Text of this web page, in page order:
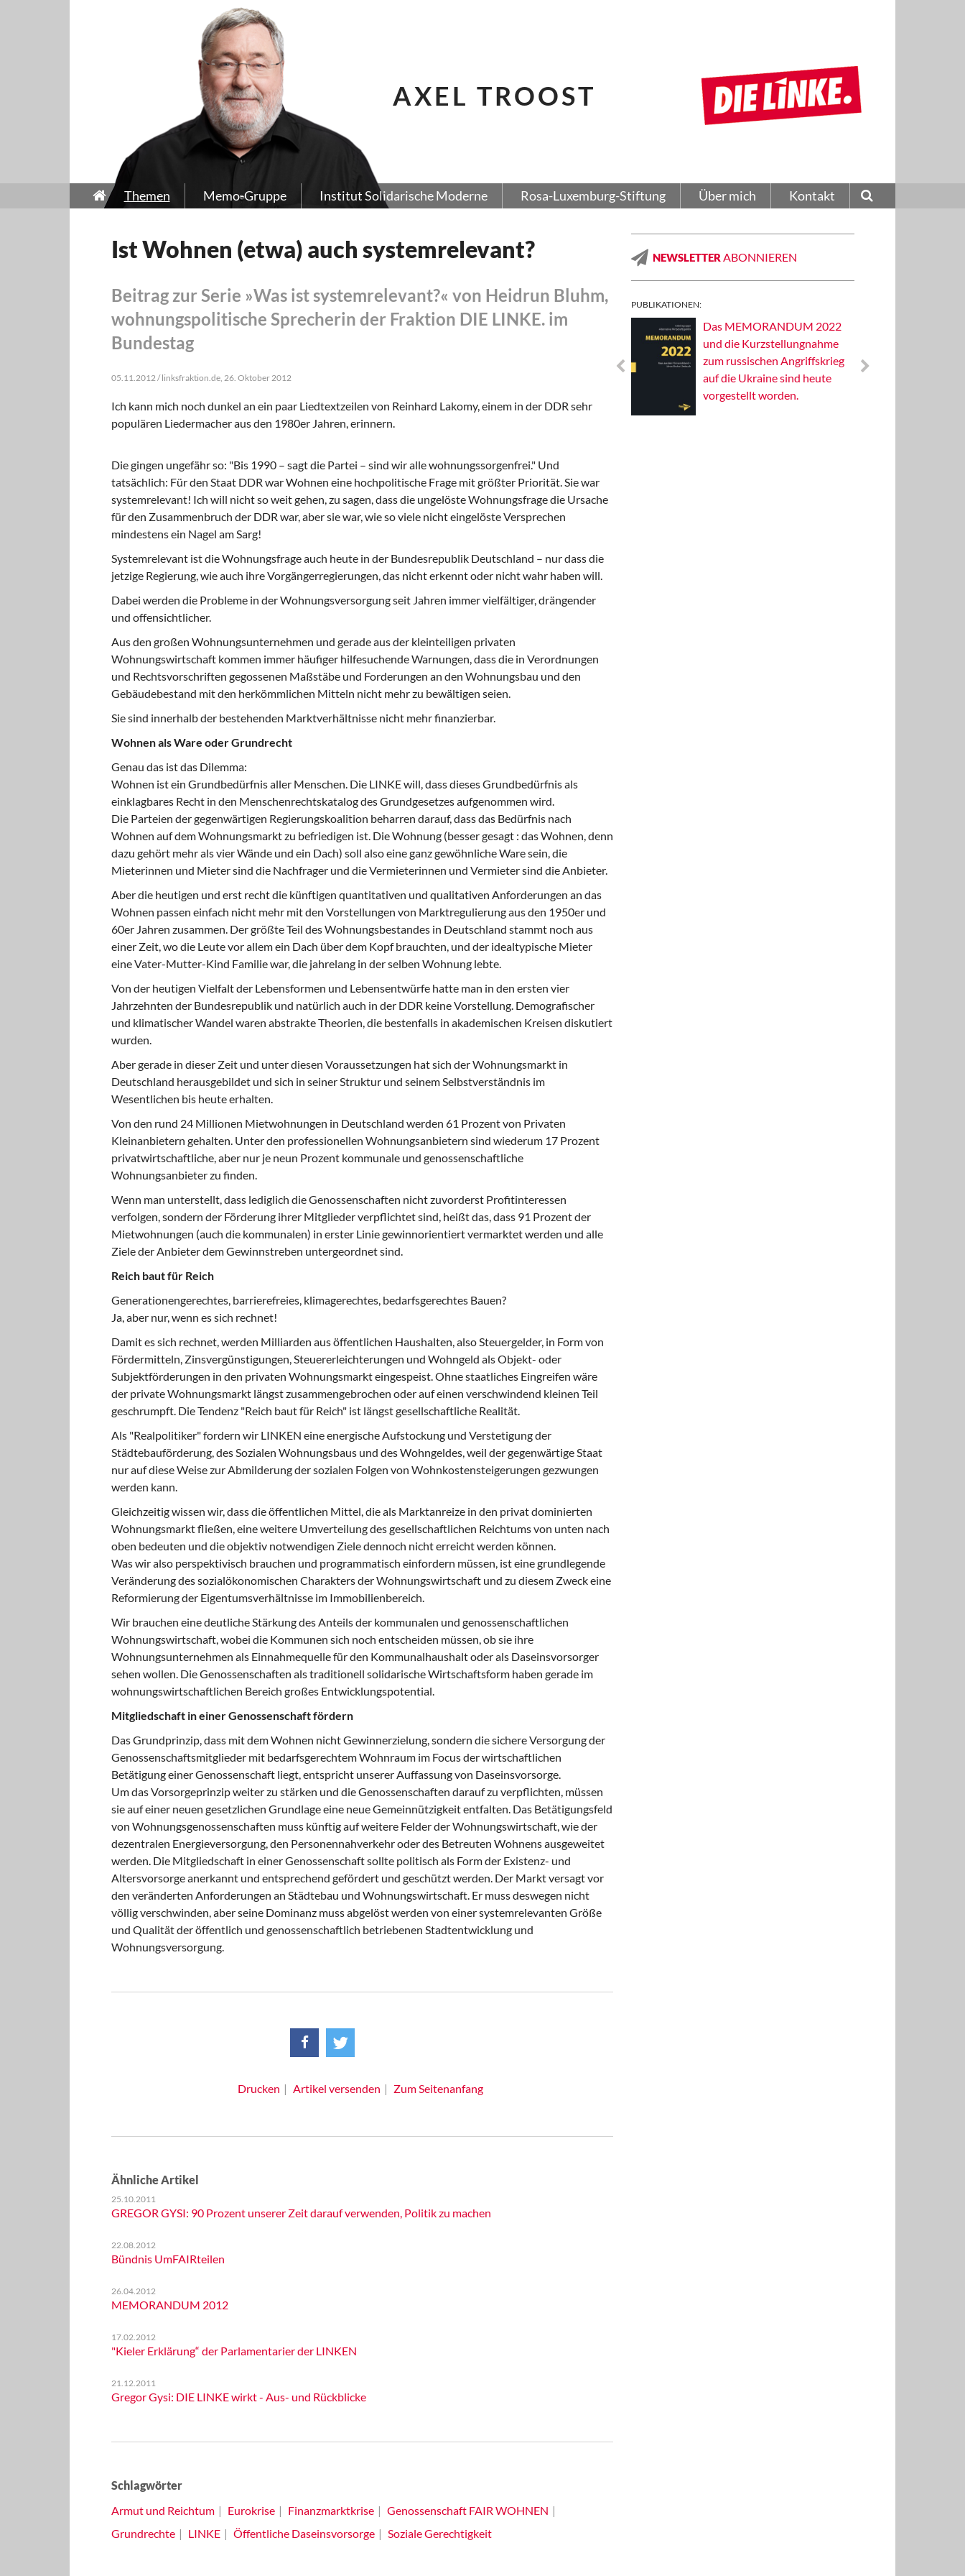
AXEL TROOST
Themen Memo-Gruppe Institut Solidarische Moderne Rosa-Luxemburg-Stiftung Über mich Kontakt
Ist Wohnen (etwa) auch systemrelevant?
Beitrag zur Serie »Was ist systemrelevant?« von Heidrun Bluhm,
wohnungspolitische Sprecherin der Fraktion DIE LINKE. im
Bundestag
05.11.2012 / linksfraktion.de, 26. Oktober 2012
Ich kann mich noch dunkel an ein paar Liedtextzeilen von Reinhard Lakomy, einem in der DDR sehr
populären Liedermacher aus den 1980er Jahren, erinnern.
Die gingen ungefähr so: "Bis 1990 – sagt die Partei – sind wir alle wohnungssorgenfrei." Und
tatsächlich: Für den Staat DDR war Wohnen eine hochpolitische Frage mit größter Priorität. Sie war
systemrelevant! Ich will nicht so weit gehen, zu sagen, dass die ungelöste Wohnungsfrage die Ursache
für den Zusammenbruch der DDR war, aber sie war, wie so viele nicht eingelöste Versprechen
mindestens ein Nagel am Sarg!
Systemrelevant ist die Wohnungsfrage auch heute in der Bundesrepublik Deutschland – nur dass die
jetzige Regierung, wie auch ihre Vorgängerregierungen, das nicht erkennt oder nicht wahr haben will.
Dabei werden die Probleme in der Wohnungsversorgung seit Jahren immer vielfältiger, drängender
und offensichtlicher.
Aus den großen Wohnungsunternehmen und gerade aus der kleinteiligen privaten
Wohnungswirtschaft kommen immer häufiger hilfesuchende Warnungen, dass die in Verordnungen
und Rechtsvorschriften gegossenen Maßstäbe und Forderungen an den Wohnungsbau und den
Gebäudebestand mit den herkömmlichen Mitteln nicht mehr zu bewältigen seien.
Sie sind innerhalb der bestehenden Marktverhältnisse nicht mehr finanzierbar.
Wohnen als Ware oder Grundrecht
Genau das ist das Dilemma:
Wohnen ist ein Grundbedürfnis aller Menschen. Die LINKE will, dass dieses Grundbedürfnis als
einklagbares Recht in den Menschenrechtskatalog des Grundgesetzes aufgenommen wird.
Die Parteien der gegenwärtigen Regierungskoalition beharren darauf, dass das Bedürfnis nach
Wohnen auf dem Wohnungsmarkt zu befriedigen ist. Die Wohnung (besser gesagt : das Wohnen, denn
dazu gehört mehr als vier Wände und ein Dach) soll also eine ganz gewöhnliche Ware sein, die
Mieterinnen und Mieter sind die Nachfrager und die Vermieterinnen und Vermieter sind die Anbieter.
Aber die heutigen und erst recht die künftigen quantitativen und qualitativen Anforderungen an das
Wohnen passen einfach nicht mehr mit den Vorstellungen von Marktregulierung aus den 1950er und
60er Jahren zusammen. Der größte Teil des Wohnungsbestandes in Deutschland stammt noch aus
einer Zeit, wo die Leute vor allem ein Dach über dem Kopf brauchten, und der idealtypische Mieter
eine Vater-Mutter-Kind Familie war, die jahrelang in der selben Wohnung lebte.
Von der heutigen Vielfalt der Lebensformen und Lebensentwürfe hatte man in den ersten vier
Jahrzehnten der Bundesrepublik und natürlich auch in der DDR keine Vorstellung. Demografischer
und klimatischer Wandel waren abstrakte Theorien, die bestenfalls in akademischen Kreisen diskutiert
wurden.
Aber gerade in dieser Zeit und unter diesen Voraussetzungen hat sich der Wohnungsmarkt in
Deutschland herausgebildet und sich in seiner Struktur und seinem Selbstverständnis im
Wesentlichen bis heute erhalten.
Von den rund 24 Millionen Mietwohnungen in Deutschland werden 61 Prozent von Privaten
Kleinanbietern gehalten. Unter den professionellen Wohnungsanbietern sind wiederum 17 Prozent
privatwirtschaftliche, aber nur je neun Prozent kommunale und genossenschaftliche
Wohnungsanbieter zu finden.
Wenn man unterstellt, dass lediglich die Genossenschaften nicht zuvorderst Profitinteressen
verfolgen, sondern der Förderung ihrer Mitglieder verpflichtet sind, heißt das, dass 91 Prozent der
Mietwohnungen (auch die kommunalen) in erster Linie gewinnorientiert vermarktet werden und alle
Ziele der Anbieter dem Gewinnstreben untergeordnet sind.
Reich baut für Reich
Generationengerechtes, barrierefreies, klimagerechtes, bedarfsgerechtes Bauen?
Ja, aber nur, wenn es sich rechnet!
Damit es sich rechnet, werden Milliarden aus öffentlichen Haushalten, also Steuergelder, in Form von
Fördermitteln, Zinsvergünstigungen, Steuererleichterungen und Wohngeld als Objekt- oder
Subjektförderungen in den privaten Wohnungsmarkt eingespeist. Ohne staatliches Eingreifen wäre
der private Wohnungsmarkt längst zusammengebrochen oder auf einen verschwindend kleinen Teil
geschrumpft. Die Tendenz "Reich baut für Reich" ist längst gesellschaftliche Realität.
Als "Realpolitiker" fordern wir LINKEN eine energische Aufstockung und Verstetigung der
Städtebauförderung, des Sozialen Wohnungsbaus und des Wohngeldes, weil der gegenwärtige Staat
nur auf diese Weise zur Abmilderung der sozialen Folgen von Wohnkostensteigerungen gezwungen
werden kann.
Gleichzeitig wissen wir, dass die öffentlichen Mittel, die als Marktanreize in den privat dominierten
Wohnungsmarkt fließen, eine weitere Umverteilung des gesellschaftlichen Reichtums von unten nach
oben bedeuten und die objektiv notwendigen Ziele dennoch nicht erreicht werden können.
Was wir also perspektivisch brauchen und programmatisch einfordern müssen, ist eine grundlegende
Veränderung des sozialökonomischen Charakters der Wohnungswirtschaft und zu diesem Zweck eine
Reformierung der Eigentumsverhältnisse im Immobilienbereich.
Wir brauchen eine deutliche Stärkung des Anteils der kommunalen und genossenschaftlichen
Wohnungswirtschaft, wobei die Kommunen sich noch entscheiden müssen, ob sie ihre
Wohnungsunternehmen als Einnahmequelle für den Kommunalhaushalt oder als Daseinsvorsorger
sehen wollen. Die Genossenschaften als traditionell solidarische Wirtschaftsform haben gerade im
wohnungswirtschaftlichen Bereich großes Entwicklungspotential.
Mitgliedschaft in einer Genossenschaft fördern
Das Grundprinzip, dass mit dem Wohnen nicht Gewinnerzielung, sondern die sichere Versorgung der
Genossenschaftsmitglieder mit bedarfsgerechtem Wohnraum im Focus der wirtschaftlichen
Betätigung einer Genossenschaft liegt, entspricht unserer Auffassung von Daseinsvorsorge.
Um das Vorsorgeprinzip weiter zu stärken und die Genossenschaften darauf zu verpflichten, müssen
sie auf einer neuen gesetzlichen Grundlage eine neue Gemeinnützigkeit entfalten. Das Betätigungsfeld
von Wohnungsgenossenschaften muss künftig auf weitere Felder der Wohnungswirtschaft, wie der
dezentralen Energieversorgung, den Personennahverkehr oder des Betreuten Wohnens ausgeweitet
werden. Die Mitgliedschaft in einer Genossenschaft sollte politisch als Form der Existenz- und
Altersvorsorge anerkannt und entsprechend gefördert und geschützt werden. Der Markt versagt vor
den veränderten Anforderungen an Städtebau und Wohnungswirtschaft. Er muss deswegen nicht
völlig verschwinden, aber seine Dominanz muss abgelöst werden von einer systemrelevanten Größe
und Qualität der öffentlich und genossenschaftlich betriebenen Stadtentwicklung und
Wohnungsversorgung.
Drucken Artikel versenden Zum Seitenanfang
Ähnliche Artikel
25.10.2011
GREGOR GYSI: 90 Prozent unserer Zeit darauf verwenden, Politik zu machen
22.08.2012
Bündnis UmFAIRteilen
26.04.2012
MEMORANDUM 2012
17.02.2012
"Kieler Erklärung“ der Parlamentarier der LINKEN
21.12.2011
Gregor Gysi: DIE LINKE wirkt - Aus- und Rückblicke
Schlagwörter
Armut und Reichtum
Eurokrise Finanzmarktkrise
Genossenschaft FAIR WOHNEN
Grundrechte
LINKE Öffentliche Daseinsvorsorge Soziale Gerechtigkeit
NEWSLETTER ABONNIEREN
PUBLIKATIONEN:
Solidarisches EUropa -
Das MEMORANDUM 2022
und die Kurzstellungnahme
zum russischen Angriffskrieg
auf die Ukraine sind heute
vorgestellt worden.